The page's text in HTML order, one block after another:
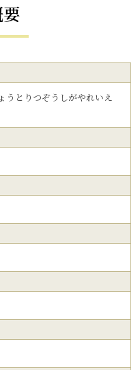
うとりつぞうしがやれいえ